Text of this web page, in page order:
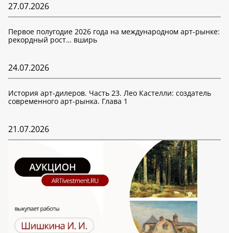
27.07.2026
Первое полугодие 2026 года на международном арт-рынке:
рекордный рост… вширь
24.07.2026
История арт-дилеров. Часть 23. Лео Кастелли: создатель
современного арт-рынка. Глава 1
21.07.2026